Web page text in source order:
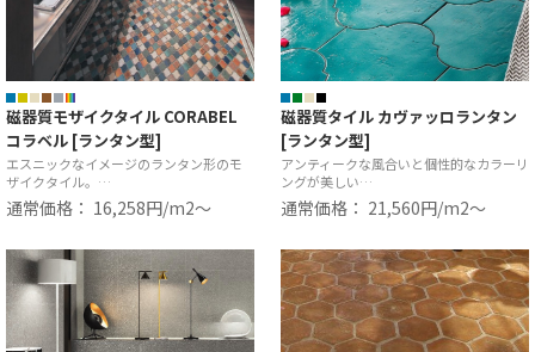
磁器質モザイクタイル CORABEL
コラベル [ランタン型]
エスニックなイメージのランタン形のモ
ザイクタイル。…
通常価格： 16,258円/m2〜
磁器質タイル カヴァッロランタン
[ランタン型]
アンティークな風合いと個性的なカラーリ
ングが美しい…
通常価格： 21,560円/m2〜